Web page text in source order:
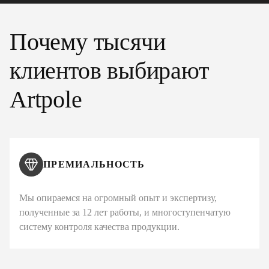
Почему тысячи
клиентов выбирают
Artpole
ПРЕМИАЛЬНОСТЬ
Мы опираемся на огромный опыт и экспертизу,
полученные за 12 лет работы, и многоступенчатую
систему контроля качества продукции.